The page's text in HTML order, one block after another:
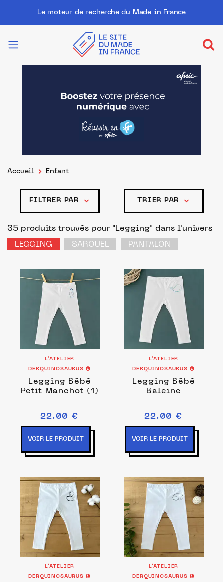
Le moteur de recherche du Made in France
Accueil Enfant
FILTRER PAR TRIER PAR
35 produits trouvés pour "Legging" dans l'univers
LEGGING
SAROUEL PANTALON
L’ATELIER
DERQUINOSAURUS
Legging Bébé
Petit Manchot (1)
22.00 €
VOIR LE PRODUIT
L’ATELIER
DERQUINOSAURUS
Legging Bébé
Baleine
22.00 €
VOIR LE PRODUIT
L’ATELIER
DERQUINOSAURUS
L’ATELIER
DERQUINOSAURUS